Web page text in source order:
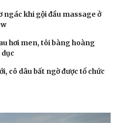
ngác khi gội đầu massage ở
hơi men, tôi bàng hoàng
cô dâu bất ngờ được tổ chức